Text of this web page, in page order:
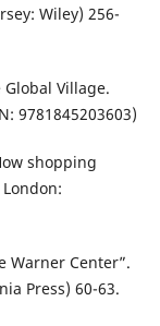
Wiley) 256-
Village.
9781845203603)
shopping
Warner Center”.
Press) 60-63.